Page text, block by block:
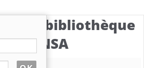
de la bibliothèque
du CBNSA